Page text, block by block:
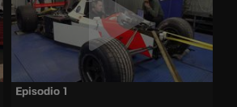
Episodio 1